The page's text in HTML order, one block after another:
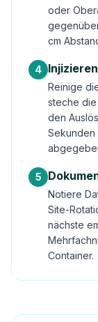
oder
cm
4 Injizieren
Reinige
steche
den
Sekunden
5
Notiere
Site-
nächste
Container.